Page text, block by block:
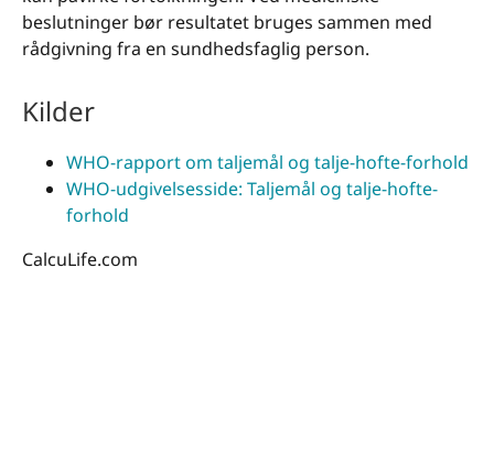
beslutninger bør resultatet bruges sammen med
rådgivning fra en sundhedsfaglig person.
Kilder
WHO-rapport om taljemål og talje-hofte-forhold
WHO-udgivelsesside: Taljemål og talje-hofte-
forhold
CalcuLife.com